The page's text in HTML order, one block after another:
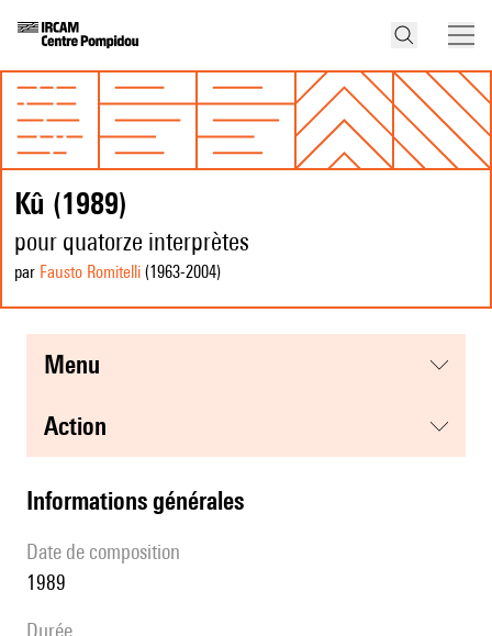
Kû (1989)
pour quatorze interprètes
par Fausto Romitelli (1963-2004)
menu
action
informations générales
date de composition
1989
durée